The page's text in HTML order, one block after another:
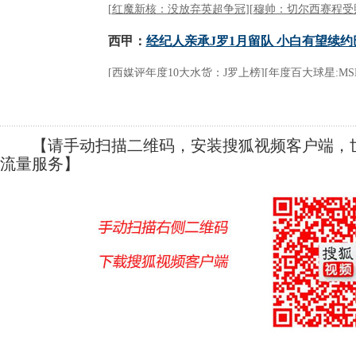
【请手动扫描二维码，安装搜狐视频客户端，
流量服务】